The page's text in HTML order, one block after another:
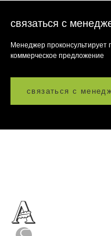
связаться с
Менеджер проконсультирует
коммерческое предложение
связаться с